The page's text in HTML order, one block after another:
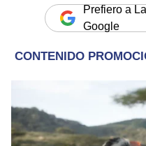
Prefiero a
Google